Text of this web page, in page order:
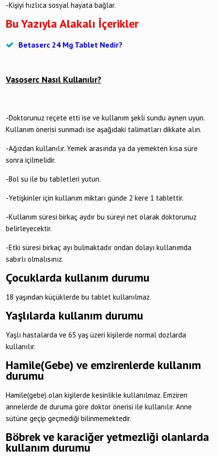
-Kişiyi hızlıca sosyal hayata bağlar.
Bu Yazıyla Alakalı İçerikler
Betaserc 24 Mg Tablet Nedir?
Vasoserc Nasıl Kullanılır?
-Doktorunuz reçete etti ise ve kullanım şekli sundu aynen uyun.
Kullanım önerisi sunmadı ise aşağıdaki talimatları dikkate alın.
-Ağızdan kullanılır. Yemek arasında ya da yemekten kısa süre
sonra içilmelidir.
-Bol su ile bu tabletleri yutun.
-Yetişkinler için kullanım miktarı günde 2 kere 1 tablettir.
-Kullanım süresi birkaç aydır bu süreyi net olarak doktorunuz
belirleyecektir.
-Etki süresi birkaç ayı bulmaktadır ondan dolayı kullanımda
sabırlı olmalısınız.
Çocuklarda kullanım durumu
18 yaşından küçüklerde bu tablet kullanılmaz.
Yaşlılarda kullanım durumu
Yaşlı hastalarda ve 65 yaş üzeri kişilerde normal dozlarda
kullanılır.
Hamile(Gebe) ve emzirenlerde kullanım
durumu
Hamile(gebe) olan kişilerde kesinlikle kullanılmaz. Emziren
annelerde de duruma göre doktor önerisi ile kullanılır. Anne
sütüne geçip geçmediği bilinmemektedir.
Böbrek ve karaciğer yetmezliği olanlarda
kullanım durumu